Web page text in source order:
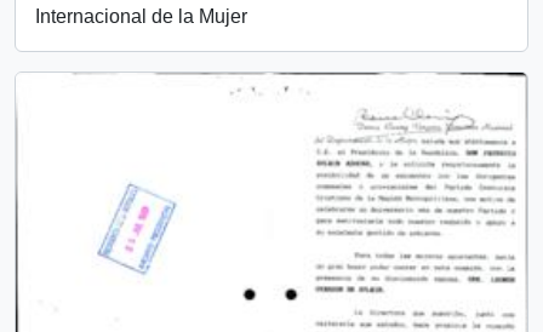
Internacional de la Mujer